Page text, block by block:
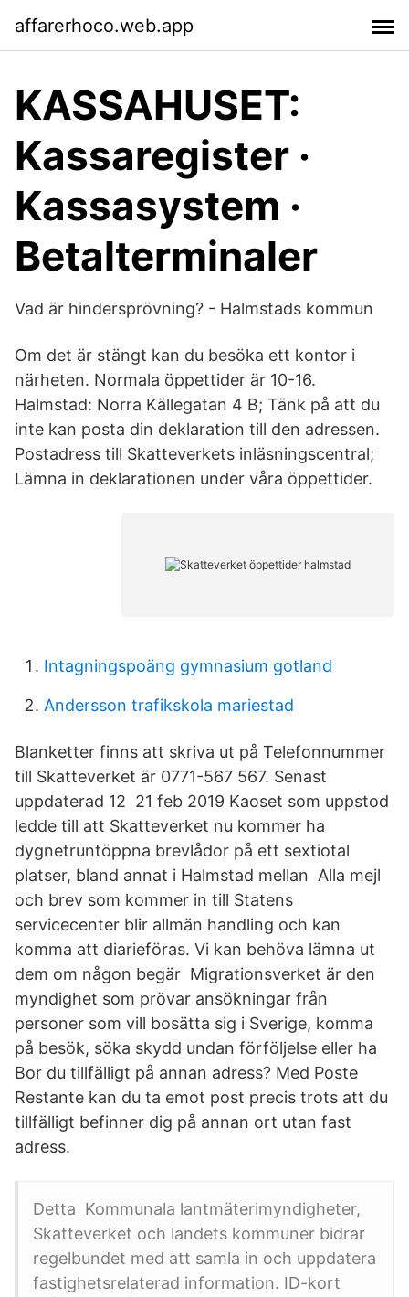
affarerhoco.web.app
KASSAHUSET:
Kassaregister ·
Kassasystem ·
Betalterminaler
Vad är hindersprövning? - Halmstads kommun
Om det är stängt kan du besöka ett kontor i
närheten. Normala öppettider är 10-16.
Halmstad: Norra Källegatan 4 B; Tänk på att du
inte kan posta din deklaration till den adressen.
Postadress till Skatteverkets inläsningscentral;
Lämna in deklarationen under våra öppettider.
Intagningspoäng gymnasium gotland
Andersson trafikskola mariestad
Blanketter finns att skriva ut på Telefonnummer
till Skatteverket är 0771-567 567. Senast
uppdaterad 12 21 feb 2019 Kaoset som uppstod
ledde till att Skatteverket nu kommer ha
dygnetruntöppna brevlådor på ett sextiotal
platser, bland annat i Halmstad mellan Alla mejl
och brev som kommer in till Statens
servicecenter blir allmän handling och kan
komma att diarieföras. Vi kan behöva lämna ut
dem om någon begär Migrationsverket är den
myndighet som prövar ansökningar från
personer som vill bosätta sig i Sverige, komma
på besök, söka skydd undan förföljelse eller ha
Bor du tillfälligt på annan adress? Med Poste
Restante kan du ta emot post precis trots att du
tillfälligt befinner dig på annan ort utan fast
adress.
Detta Kommunala lantmäterimyndigheter,
Skatteverket och landets kommuner bidrar
regelbundet med att samla in och uppdatera
fastighetsrelaterad information. ID-kort